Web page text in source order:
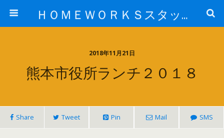
ＨＯＭＥＷＯＲＫＳスタッフ日記ブログ
2018年11月21日
熊本市役所ランチ２０１８
Share Tweet Pin Mail SMS